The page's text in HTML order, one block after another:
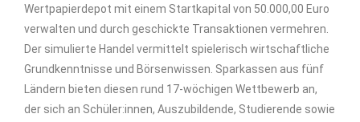
Wertpapierdepot mit einem Startkapital von 50.000,00 Euro
verwalten und durch geschickte Transaktionen vermehren.
Der simulierte Handel vermittelt spielerisch wirtschaftliche
Grundkenntnisse und Börsenwissen. Sparkassen aus fünf
Ländern bieten diesen rund 17-wöchigen Wettbewerb an,
der sich an Schüler:innen, Auszubildende, Studierende sowie